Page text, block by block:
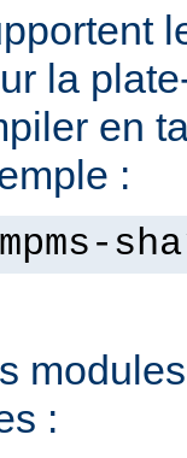
la
en
:
: